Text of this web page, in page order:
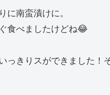
に南蛮漬けに。
食べましたけどね😂
っきりスができました！